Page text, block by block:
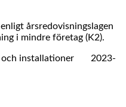
årsredovisningslagen
i mindre företag (K2).
installationer 2023-